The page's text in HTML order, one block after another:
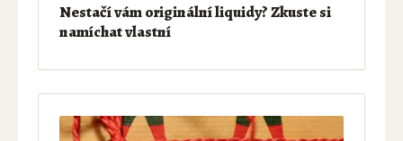
Nestačí vám originální liquidy? Zkuste si
namíchat vlastní